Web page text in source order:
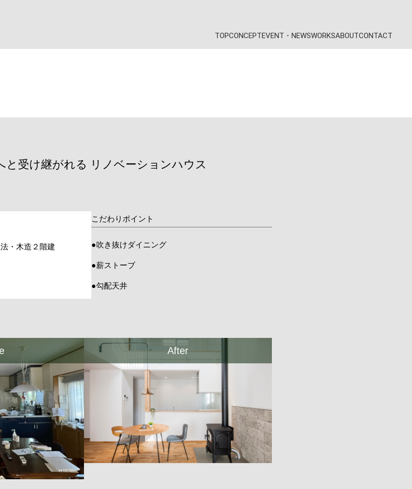
TOPCONCEPTEVENT・NEWSWORKSABOUTCONTACT
と受け継がれる リノベーションハウス
・木造２階建
こだわりポイント
吹き抜けダイニング
薪ストーブ
勾配天井